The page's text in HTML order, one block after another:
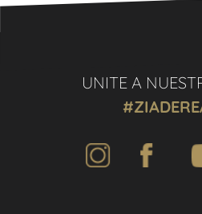
UNITE A